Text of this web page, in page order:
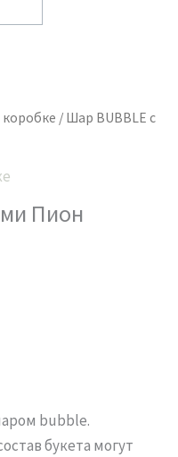
/ Шар BUBBLE c
Пион
bubble.
букета могут